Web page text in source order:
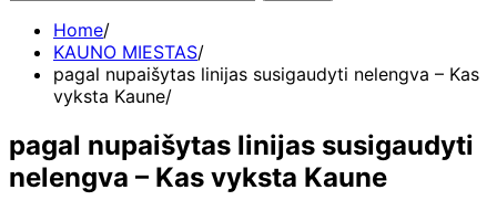
Home
KAUNO MIESTAS
pagal nupaišytas linijas susigaudyti nelengva – Kas
vyksta Kaune
pagal nupaišytas linijas susigaudyti
nelengva – Kas vyksta Kaune